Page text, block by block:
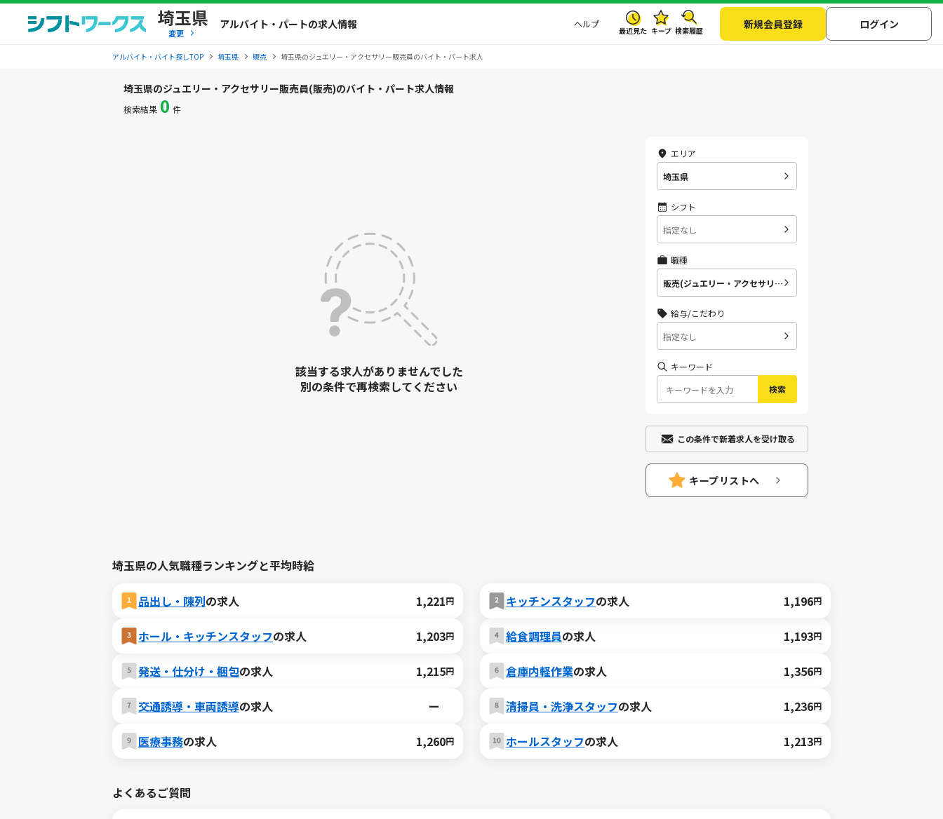
埼玉県
変更
アルバイト・パートの求人情報 ヘルプ
最近見た キープ 検索履歴 新規会員登録 ログイン
アルバイト・バイト探しTOP 埼玉県 販売 埼玉県のジュエリー・アクセサリー販売員のバイト・パート求人
埼玉県のジュエリー・アクセサリー販売員(販売)のバイト・パート求人情報
検索結果 0 件
該当する求人がありませんでした
別の条件で再検索してください
エリア
埼玉県
シフト
指定なし
職種
販売(ジュエリー・アクセサリー販売員)
給与/こだわり
指定なし
キーワード
検索
この条件で新着求人を受け取る
キープリストへ
埼玉県の人気職種ランキングと平均時給
品出し・陳列の求人 1,221円 キッチンスタッフの求人 1,196円
ホール・キッチンスタッフの求人 1,203円 給食調理員の求人 1,193円
発送・仕分け・梱包の求人 1,215円 倉庫内軽作業の求人 1,356円
交通誘導・車両誘導の求人 ー 清掃員・洗浄スタッフの求人 1,236円
医療事務の求人 1,260円 ホールスタッフの求人 1,213円
よくあるご質問